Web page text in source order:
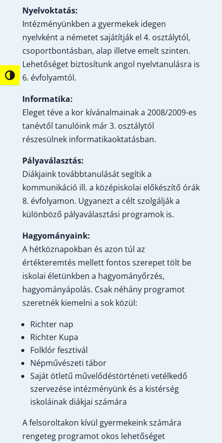
Nagy kontraszt váltása
Nyelvoktatás:
Intézményünkben a gyermekek idegen
nyelvként a németet sajátítják el 4. osztálytól,
csoportbontásban, alap illetve emelt szinten.
Lehetőséget biztosítunk angol nyelvtanulásra is
6. évfolyamtól.
Informatika:
Eleget téve a kor kívánalmainak a 2008/2009-es
tanévtől tanulóink már 3. osztálytól
részesülnek informatikaoktatásban.
Pályaválasztás:
Diákjaink továbbtanulását segítik a
kommunikáció ill. a középiskolai előkészítő órák
8. évfolyamon. Ugyanezt a célt szolgálják a
különböző pályaválasztási programok is.
Hagyományaink:
A hétköznapokban és azon túl az
értékteremtés mellett fontos szerepet tölt be
iskolai életünkben a hagyományőrzés,
hagyományápolás. Csak néhány programot
szeretnék kiemelni a sok közül:
Richter nap
Richter Kupa
Folklór fesztivál
Népművészeti tábor
Saját ötletű művelődéstörténeti vetélkedő
szervezése intézményünk és a kistérség
iskoláinak diákjai számára
A felsoroltakon kívül gyermekeink számára
rengeteg programot okos lehetőséget